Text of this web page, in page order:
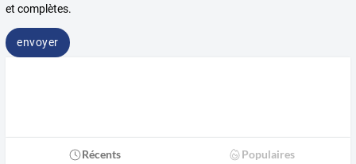
et complètes.
envoyer
Récents Populaires